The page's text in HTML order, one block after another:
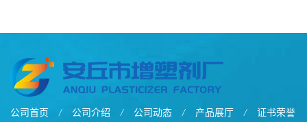
公司首页 / 公司介绍 / 公司动态 / 产品展厅 / 证书荣誉